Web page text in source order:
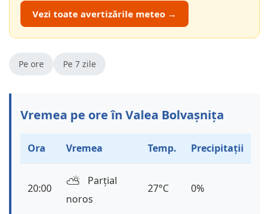
Vezi toate avertizările meteo →
Pe ore Pe 7 zile
Vremea pe ore în Valea Bolvașnița
Ora Vremea Temp. Precipitații
20:00 ⛅️
Parțial
noros
27°C 0%